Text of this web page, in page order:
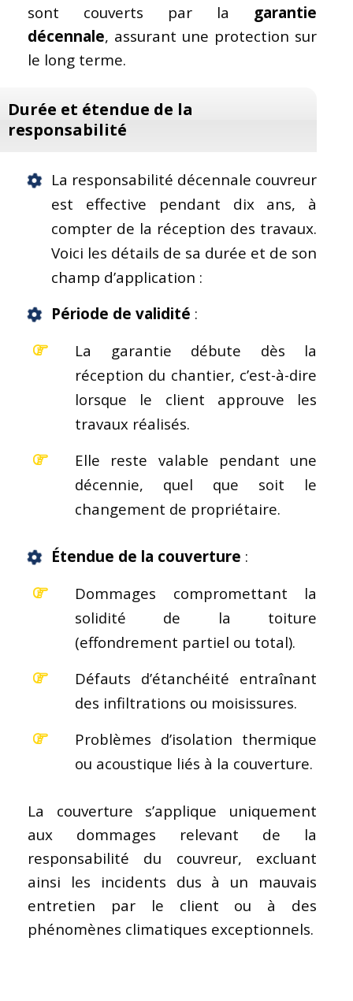
sont couverts par la garantie
décennale, assurant une protection sur
le long terme.
Durée et étendue de la
responsabilité
La responsabilité décennale couvreur
est effective pendant dix ans, à
compter de la réception des travaux.
Voici les détails de sa durée et de son
champ d’application :
Période de validité :
La garantie débute dès la
réception du chantier, c’est-à-dire
lorsque le client approuve les
travaux réalisés.
Elle reste valable pendant une
décennie, quel que soit le
changement de propriétaire.
Étendue de la couverture :
Dommages compromettant la
solidité de la toiture
(effondrement partiel ou total).
Défauts d’étanchéité entraînant
des infiltrations ou moisissures.
Problèmes d’isolation thermique
ou acoustique liés à la couverture.
La couverture s’applique uniquement
aux dommages relevant de la
responsabilité du couvreur, excluant
ainsi les incidents dus à un mauvais
entretien par le client ou à des
phénomènes climatiques exceptionnels.